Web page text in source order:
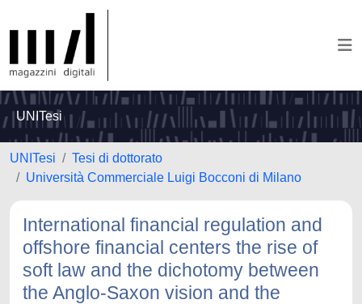
UNITesi
UNITesi
Tesi di dottorato
Università Commerciale Luigi Bocconi di Milano
International financial regulation and
offshore financial centers the rise of
soft law and the dichotomy between
the Anglo-Saxon vision and the